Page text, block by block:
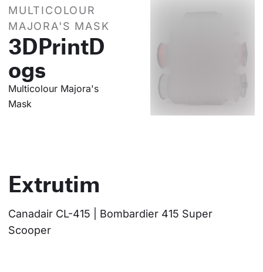
MULTICOLOUR
MAJORA'S MASK
3DPrintD
ogs
Multicolour Majora's
Mask
Extrutim
Canadair CL-415 | Bombardier 415 Super
Scooper